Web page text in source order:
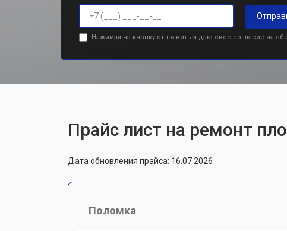
Нажимая на кнопку отправить я даю свое согласие на
Прайс лист на ремонт
Дата обновления прайса: 16.07.2026
Поломка